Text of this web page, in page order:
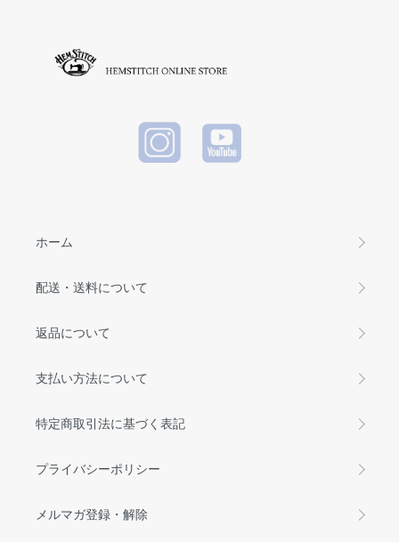
ホーム
配送・送料について
返品について
支払い方法について
特定商取引法に基づく表記
プライバシーポリシー
メルマガ登録・解除